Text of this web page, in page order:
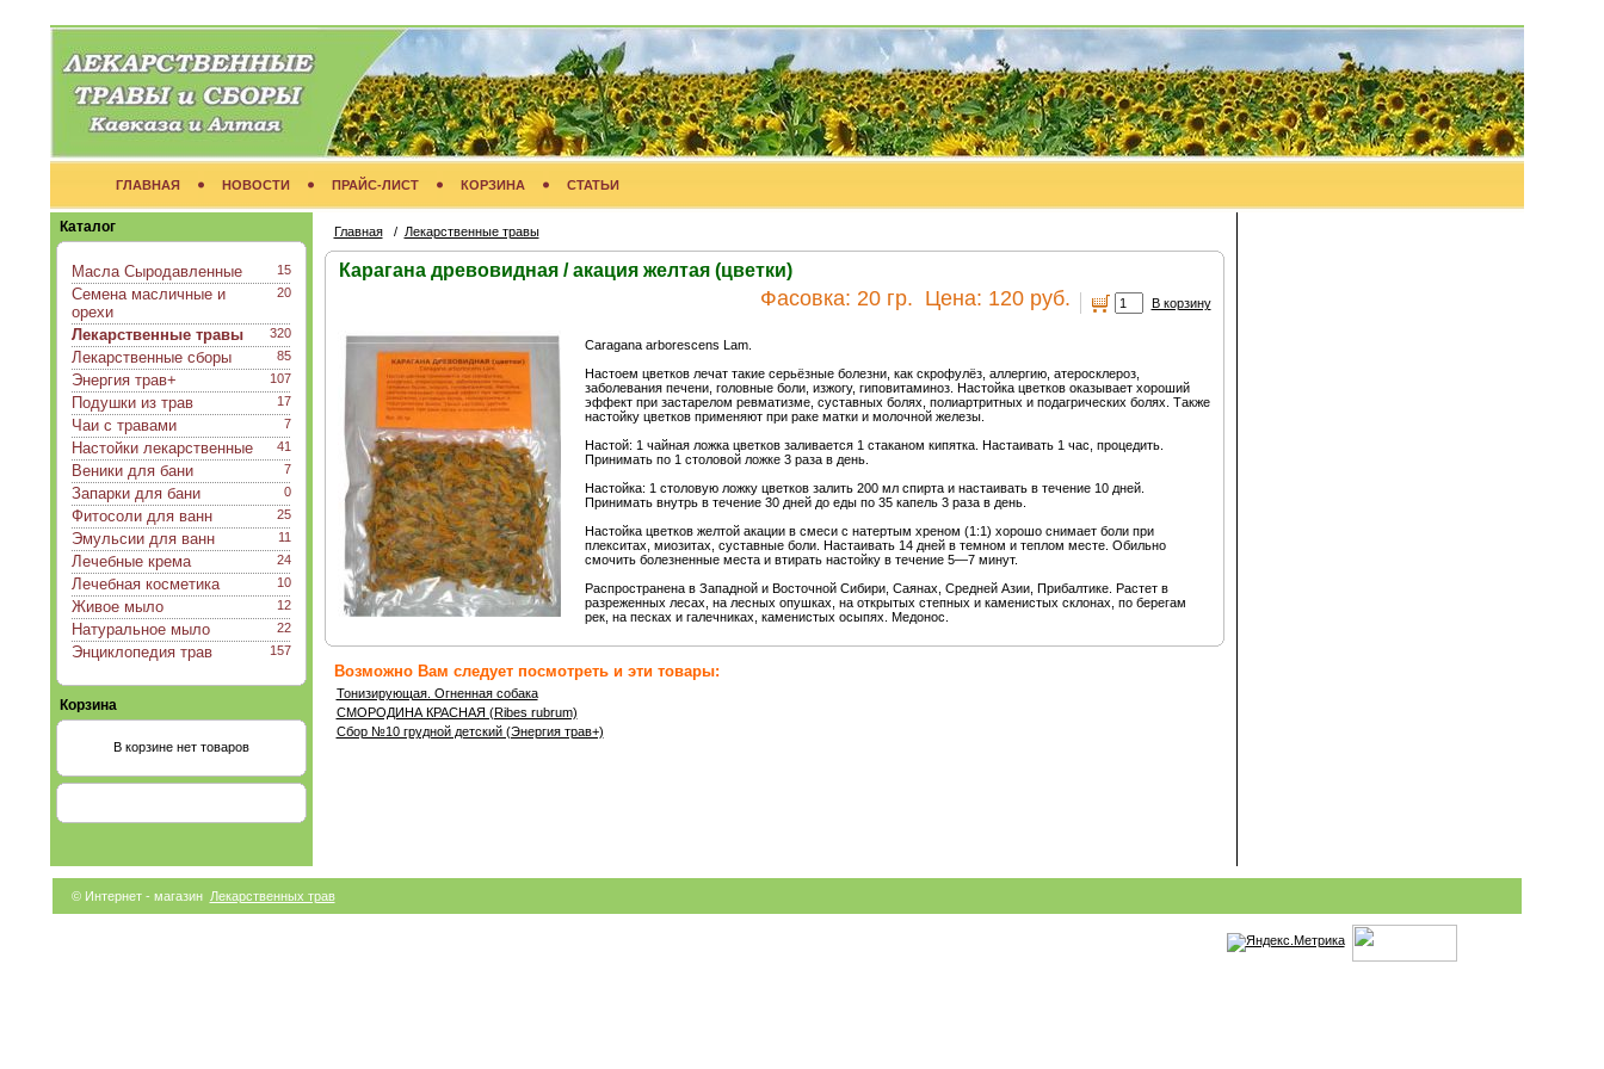
ГЛАВНАЯ НОВОСТИ ПРАЙС-ЛИСТ КОРЗИНА СТАТЬИ
Каталог
15
Масла Сыродавленные
20
Семена масличные и
орехи
320
Лекарственные травы
85
Лекарственные сборы
107
Энергия трав+
17
Подушки из трав
7
Чаи с травами
41
Настойки лекарственные
7
Веники для бани
0
Запарки для бани
25
Фитосоли для ванн
11
Эмульсии для ванн
24
Лечебные крема
10
Лечебная косметика
12
Живое мыло
22
Натуральное мыло
157
Энциклопедия трав
Корзина
В корзине нет товаров
Главная/ Лекарственные травы
Карагана древовидная / акация желтая (цветки)
Фасовка: 20 гр. Цена: 120 руб. В корзину
Caragana arborescens Lam.
Настоем цветков лечат такие серьёзные болезни, как скрофулёз, аллергию, атеросклероз,
заболевания печени, головные боли, изжогу, гиповитаминоз. Настойка цветков оказывает хороший
эффект при застарелом ревматизме, суставных болях, полиартритных и подагрических болях. Также
настойку цветков применяют при раке матки и молочной железы.
Настой: 1 чайная ложка цветков заливается 1 стаканом кипятка. Настаивать 1 час, процедить.
Принимать по 1 столовой ложке 3 раза в день.
Настойка: 1 столовую ложку цветков залить 200 мл спирта и настаивать в течение 10 дней.
Принимать внутрь в течение 30 дней до еды по 35 капель 3 раза в день.
Настойка цветков желтой акации в смеси с натертым хреном (1:1) хорошо снимает боли при
плекситах, миозитах, суставные боли. Настаивать 14 дней в темном и теплом месте. Обильно
смочить болезненные места и втирать настойку в течение 5—7 минут.
Распространена в Западной и Восточной Сибири, Саянах, Средней Азии, Прибалтике. Растет в
разреженных лесах, на лесных опушках, на открытых степных и каменистых склонах, по берегам
рек, на песках и галечниках, каменистых осыпях. Медонос.
Возможно Вам следует посмотреть и эти товары:
Тонизирующая. Огненная собака
СМОРОДИНА КРАСНАЯ (Ribes rubrum)
Сбор №10 грудной детский (Энергия трав+)
© Интернет - магазин Лекарственных трав